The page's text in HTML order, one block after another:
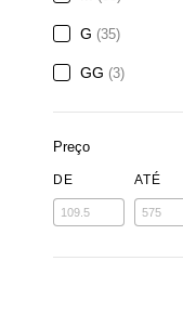
G (35)
GG (3)
Preço
DE ATÉ